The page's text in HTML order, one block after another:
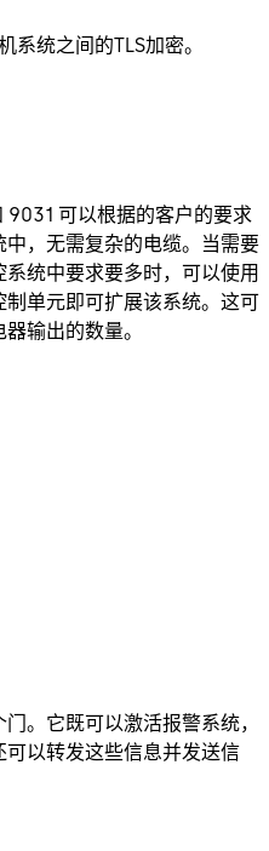
系统之间的TLS加密。
可以根据的客户的要求
，无需复杂的电缆。当需要
统中要求要多时，可以使用
单元即可扩展该系统。这可
输出的数量。
。它既可以激活报警系统，
以转发这些信息并发送信